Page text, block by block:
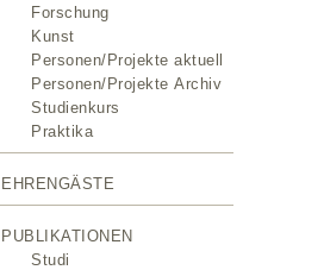
Forschung
Kunst
Personen/Projekte aktuell
Personen/Projekte Archiv
Studienkurs
Praktika
EHRENGÄSTE
PUBLIKATIONEN
Studi